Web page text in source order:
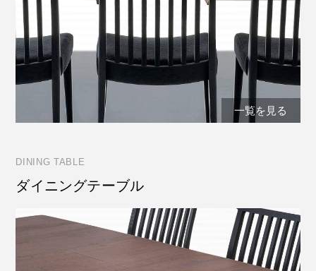
一覧を見る
DINING TABLE
ダイニングテーブル